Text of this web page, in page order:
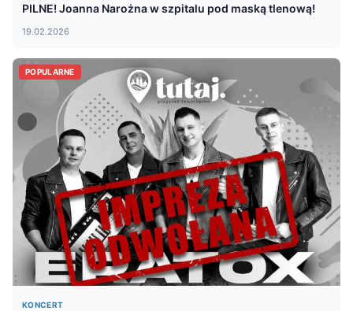
PILNE! Joanna Narożna w szpitalu pod maską tlenową!
19.02.2026
POPULARNE
KONCERT